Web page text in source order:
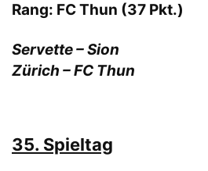
Rang: FC Thun (37 Pkt.)
Servette –
Zürich – FC Thun
35. Spieltag